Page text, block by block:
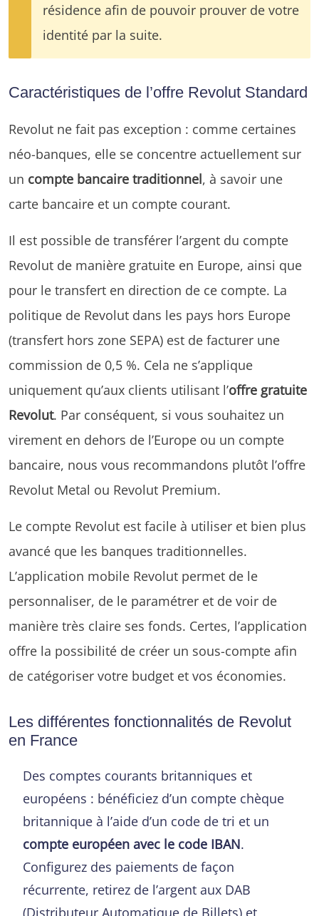
résidence afin de pouvoir prouver de votre
identité par la suite.
Caractéristiques de l’offre Revolut Standard
Revolut ne fait pas exception : comme certaines
néo-banques, elle se concentre actuellement sur
un compte bancaire traditionnel, à savoir une
carte bancaire et un compte courant.
Il est possible de transférer l’argent du compte
Revolut de manière gratuite en Europe, ainsi que
pour le transfert en direction de ce compte. La
politique de Revolut dans les pays hors Europe
(transfert hors zone SEPA) est de facturer une
commission de 0,5 %. Cela ne s’applique
uniquement qu’aux clients utilisant l’offre gratuite
Revolut. Par conséquent, si vous souhaitez un
virement en dehors de l’Europe ou un compte
bancaire, nous vous recommandons plutôt l’offre
Revolut Metal ou Revolut Premium.
Le compte Revolut est facile à utiliser et bien plus
avancé que les banques traditionnelles.
L’application mobile Revolut permet de le
personnaliser, de le paramétrer et de voir de
manière très claire ses fonds. Certes, l’application
offre la possibilité de créer un sous-compte afin
de catégoriser votre budget et vos économies.
Les différentes fonctionnalités de Revolut
en France
Des comptes courants britanniques et
européens : bénéficiez d’un compte chèque
britannique à l’aide d’un code de tri et un
compte européen avec le code IBAN.
Configurez des paiements de façon
récurrente, retirez de l’argent aux DAB
(Distributeur Automatique de Billets) et